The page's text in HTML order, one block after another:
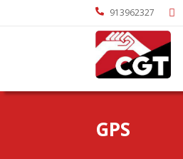
 913962327 
GPS